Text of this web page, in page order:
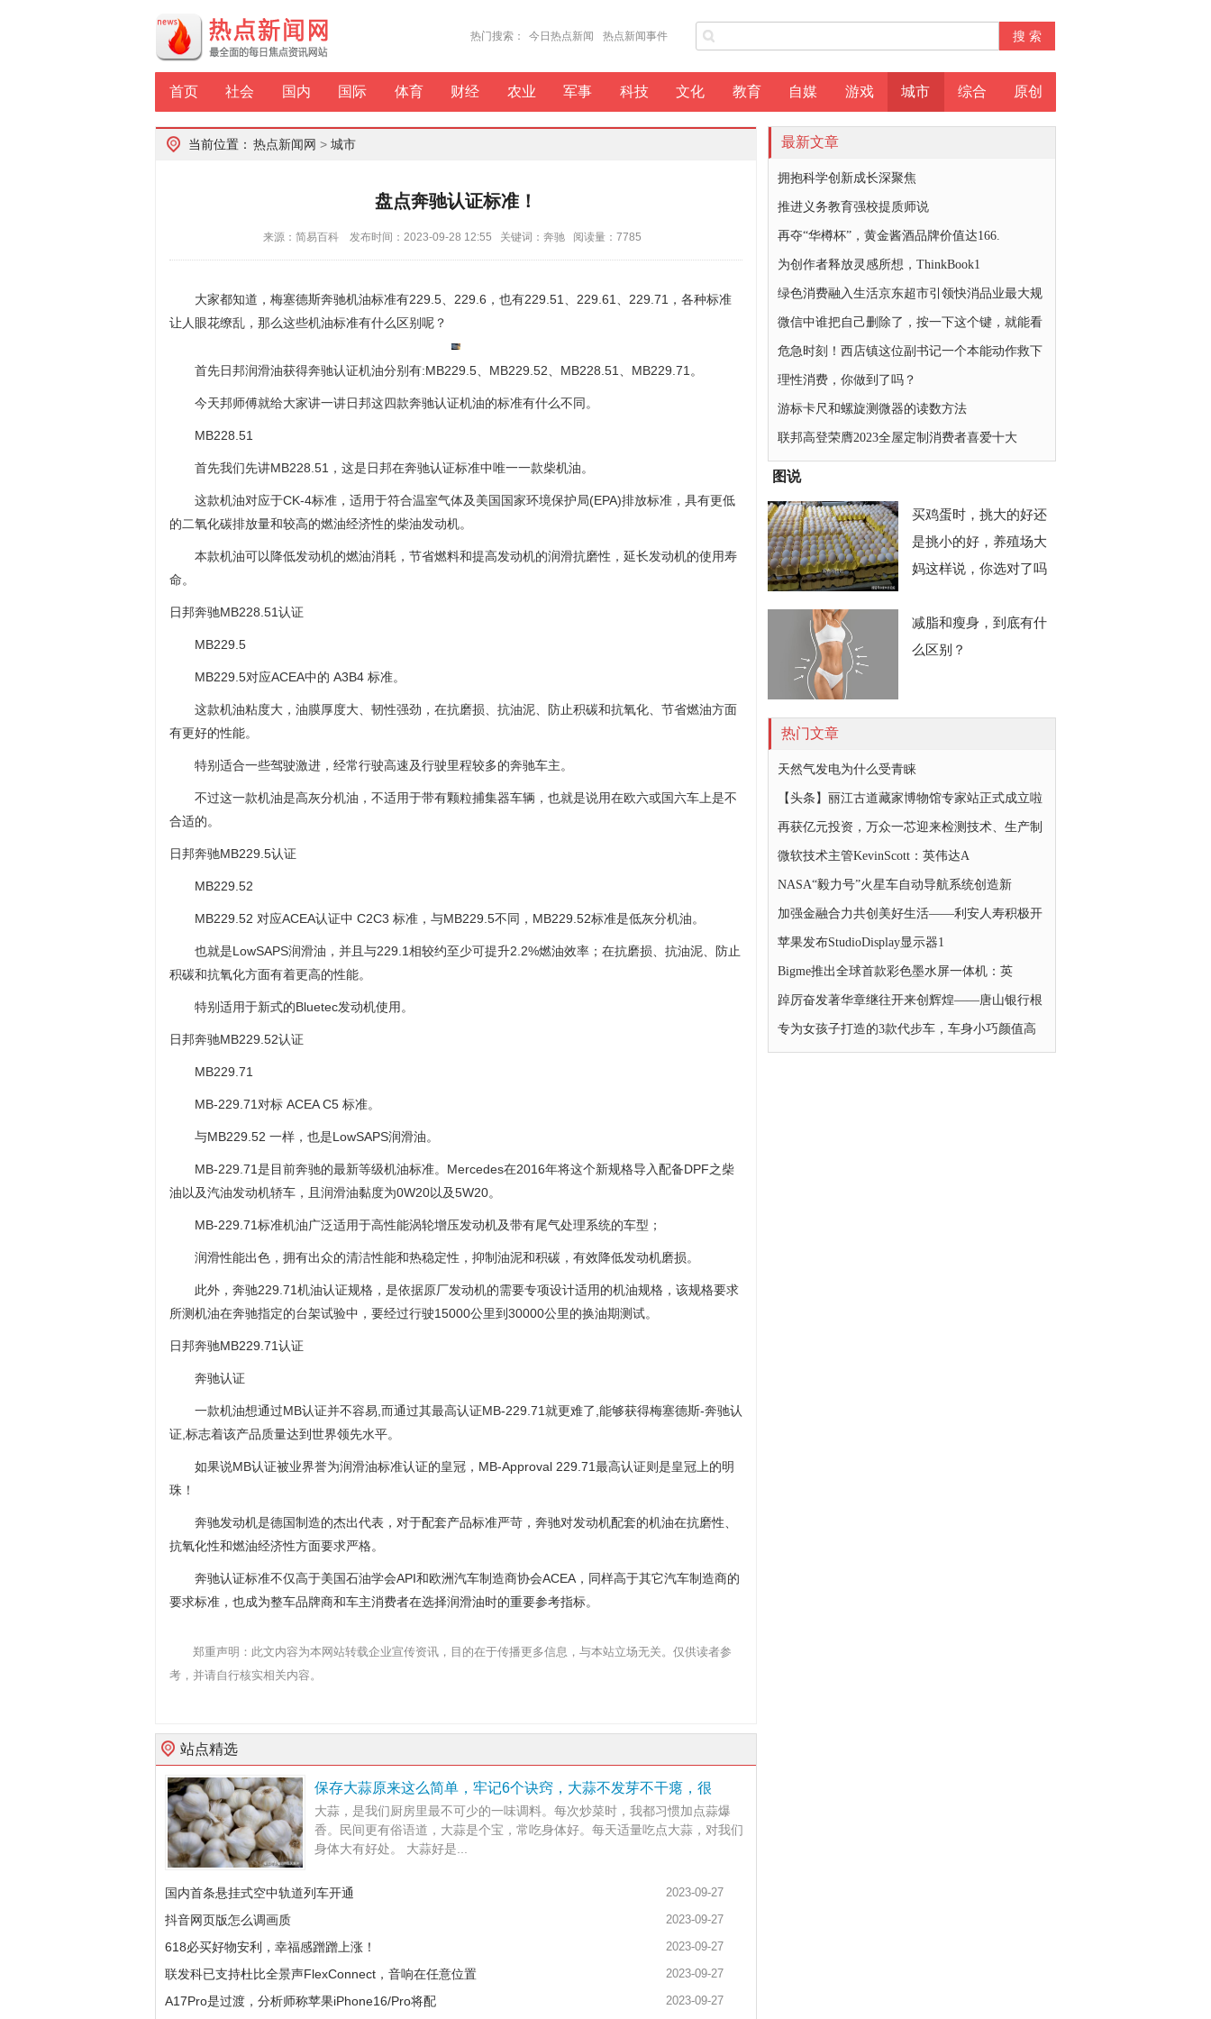
热门搜索： 今日热点新闻 热点新闻事件
首页 社会 国内 国际 体育 财经 农业 军事 科技 文化 教育 自媒 游戏 城市 综合 原创
当前位置： 热点新闻网 > 城市
盘点奔驰认证标准！
来源：简易百科 发布时间：2023-09-28 12:55 关键词：奔驰 阅读量：7785
大家都知道，梅塞德斯奔驰机油标准有229.5、229.6，也有229.51、229.61、229.71，各种标准
让人眼花缭乱，那么这些机油标准有什么区别呢？
首先日邦润滑油获得奔驰认证机油分别有:MB229.5、MB229.52、MB228.51、MB229.71。
今天邦师傅就给大家讲一讲日邦这四款奔驰认证机油的标准有什么不同。
MB228.51
首先我们先讲MB228.51，这是日邦在奔驰认证标准中唯一一款柴机油。
这款机油对应于CK-4标准，适用于符合温室气体及美国国家环境保护局(EPA)排放标准，具有更低
的二氧化碳排放量和较高的燃油经济性的柴油发动机。
本款机油可以降低发动机的燃油消耗，节省燃料和提高发动机的润滑抗磨性，延长发动机的使用寿
命。
日邦奔驰MB228.51认证
MB229.5
MB229.5对应ACEA中的 A3B4 标准。
这款机油粘度大，油膜厚度大、韧性强劲，在抗磨损、抗油泥、防止积碳和抗氧化、节省燃油方面
有更好的性能。
特别适合一些驾驶激进，经常行驶高速及行驶里程较多的奔驰车主。
不过这一款机油是高灰分机油，不适用于带有颗粒捕集器车辆，也就是说用在欧六或国六车上是不
合适的。
日邦奔驰MB229.5认证
MB229.52
MB229.52 对应ACEA认证中 C2C3 标准，与MB229.5不同，MB229.52标准是低灰分机油。
也就是LowSAPS润滑油，并且与229.1相较约至少可提升2.2%燃油效率；在抗磨损、抗油泥、防止
积碳和抗氧化方面有着更高的性能。
特别适用于新式的Bluetec发动机使用。
日邦奔驰MB229.52认证
MB229.71
MB-229.71对标 ACEA C5 标准。
与MB229.52 一样，也是LowSAPS润滑油。
MB-229.71是目前奔驰的最新等级机油标准。Mercedes在2016年将这个新规格导入配备DPF之柴
油以及汽油发动机轿车，且润滑油黏度为0W20以及5W20。
MB-229.71标准机油广泛适用于高性能涡轮增压发动机及带有尾气处理系统的车型；
润滑性能出色，拥有出众的清洁性能和热稳定性，抑制油泥和积碳，有效降低发动机磨损。
此外，奔驰229.71机油认证规格，是依据原厂发动机的需要专项设计适用的机油规格，该规格要求
所测机油在奔驰指定的台架试验中，要经过行驶15000公里到30000公里的换油期测试。
日邦奔驰MB229.71认证
奔驰认证
一款机油想通过MB认证并不容易,而通过其最高认证MB-229.71就更难了,能够获得梅塞德斯-奔驰认
证,标志着该产品质量达到世界领先水平。
如果说MB认证被业界誉为润滑油标准认证的皇冠，MB-Approval 229.71最高认证则是皇冠上的明
珠！
奔驰发动机是德国制造的杰出代表，对于配套产品标准严苛，奔驰对发动机配套的机油在抗磨性、
抗氧化性和燃油经济性方面要求严格。
奔驰认证标准不仅高于美国石油学会API和欧洲汽车制造商协会ACEA，同样高于其它汽车制造商的
要求标准，也成为整车品牌商和车主消费者在选择润滑油时的重要参考指标。
郑重声明：此文内容为本网站转载企业宣传资讯，目的在于传播更多信息，与本站立场无关。仅供读者参
考，并请自行核实相关内容。
站点精选
保存大蒜原来这么简单，牢记6个诀窍，大蒜不发芽不干瘪，很
大蒜，是我们厨房里最不可少的一味调料。每次炒菜时，我都习惯加点蒜爆
香。民间更有俗语道，大蒜是个宝，常吃身体好。每天适量吃点大蒜，对我们
身体大有好处。 大蒜好是...
国内首条悬挂式空中轨道列车开通 2023-09-27
抖音网页版怎么调画质 2023-09-27
618必买好物安利，幸福感蹭蹭上涨！ 2023-09-27
联发科已支持杜比全景声FlexConnect，音响在任意位置 2023-09-27
A17Pro是过渡，分析师称苹果iPhone16/Pro将配 2023-09-27
最新文章
拥抱科学创新成长深聚焦
推进义务教育强校提质师说
再夺“华樽杯”，黄金酱酒品牌价值达166.
为创作者释放灵感所想，ThinkBook1
绿色消费融入生活京东超市引领快消品业最大规
微信中谁把自己删除了，按一下这个键，就能看
危急时刻！西店镇这位副书记一个本能动作救下
理性消费，你做到了吗？
游标卡尺和螺旋测微器的读数方法
联邦高登荣膺2023全屋定制消费者喜爱十大
图说
买鸡蛋时，挑大的好还
是挑小的好，养殖场大
妈这样说，你选对了吗
减脂和瘦身，到底有什
么区别？
热门文章
天然气发电为什么受青睐
【头条】丽江古道藏家博物馆专家站正式成立啦
再获亿元投资，万众一芯迎来检测技术、生产制
微软技术主管KevinScott：英伟达A
NASA“毅力号”火星车自动导航系统创造新
加强金融合力共创美好生活——利安人寿积极开
苹果发布StudioDisplay显示器1
Bigme推出全球首款彩色墨水屏一体机：英
踔厉奋发著华章继往开来创辉煌——唐山银行根
专为女孩子打造的3款代步车，车身小巧颜值高